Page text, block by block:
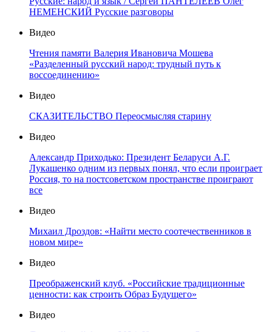
НЕМЕНСКИЙ Русские разговоры
Видео
Чтения памяти Валерия Ивановича Мошева
«Разделенный русский народ: трудный путь к
воссоединению»
Видео
СКАЗИТЕЛЬСТВО Переосмысляя старину
Видео
Александр Приходько: Президент Беларуси А.Г.
Лукашенко одним из первых понял, что если проиграет
Россия, то на постсоветском пространстве проиграют
все
Видео
Михаил Дроздов: «Найти место соотечественников в
новом мире»
Видео
Преображенский клуб. «Российские традиционные
ценности: как строить Образ Будущего»
Видео